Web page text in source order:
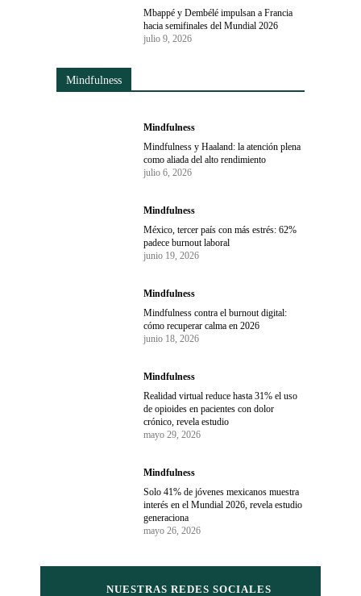
Mbappé y Dembélé impulsan a Francia
hacia semifinales del Mundial 2026
julio 9, 2026
Mindfulness
Mindfulness
Mindfulness y Haaland: la atención plena
como aliada del alto rendimiento
julio 6, 2026
Mindfulness
México, tercer país con más estrés: 62%
padece burnout laboral
junio 19, 2026
Mindfulness
Mindfulness contra el burnout digital:
cómo recuperar calma en 2026
junio 18, 2026
Mindfulness
Realidad virtual reduce hasta 31% el uso
de opioides en pacientes con dolor
crónico, revela estudio
mayo 29, 2026
Mindfulness
Solo 41% de jóvenes mexicanos muestra
interés en el Mundial 2026, revela estudio
generaciona
mayo 26, 2026
NUESTRAS REDES SOCIALES